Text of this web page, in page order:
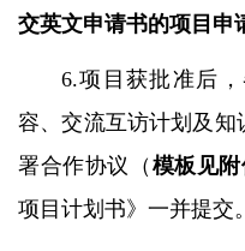
交英文申请书的项目申
6.项目获批准后
容、交流互访计划及
署合作协议（ 模板见
项目计划书》一并提交。